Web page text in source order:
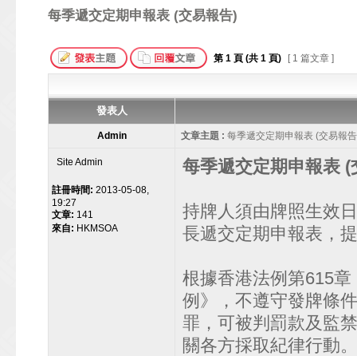
每季遞交定期申報表 (交易報告)
第 1 頁 (共 1 頁) [ 1 篇文章 ]
發表人
Admin 文章主題 : 每季遞交定期申報表 (交易報
Site Admin
註冊時間: 2013-05-08,
19:27
文章: 141
來自: HKMSOA
每季遞交定期申報表 (
持牌人須由牌照生效
長遞交定期申報表，
根據香港法例第615
例》，不遵守發牌條
罪，可被判罰款及監
關各方採取紀律行動。